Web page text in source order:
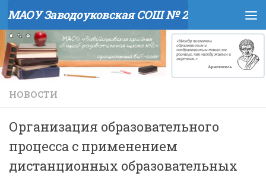
Перейти к содержимому
МАОУ Заводоуковская СОШ № 2
НОВОСТИ
Организация образовательного
процесса с применением
дистанционных образовательных